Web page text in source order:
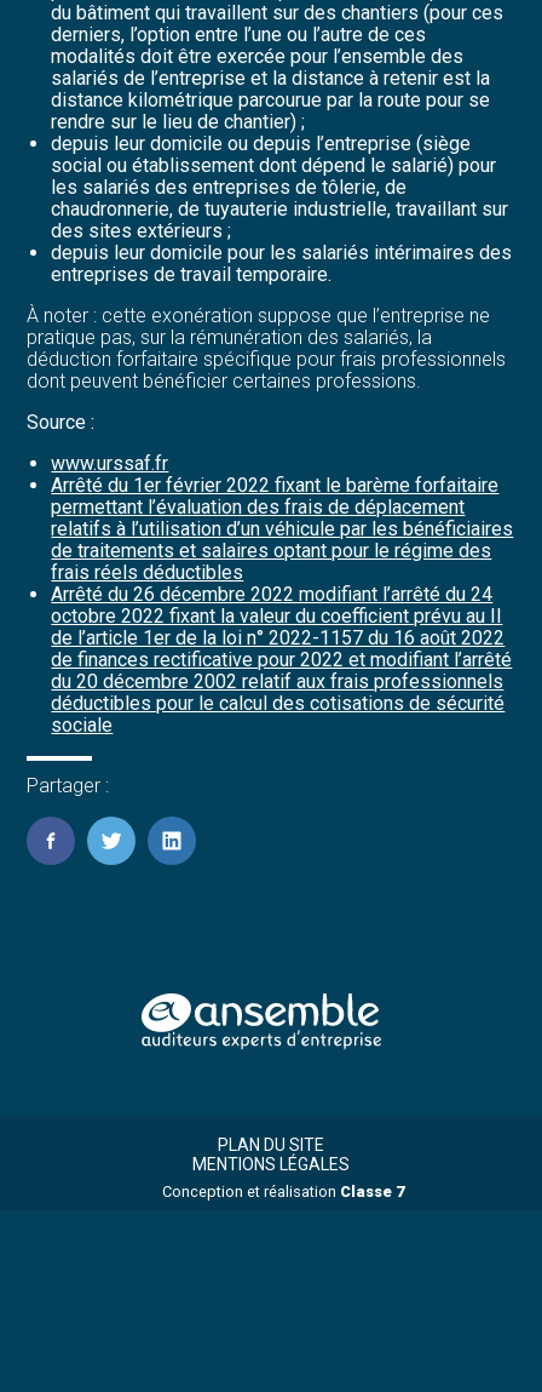
du bâtiment qui travaillent sur des chantiers (pour ces
derniers, l’option entre l’une ou l’autre de ces
modalités doit être exercée pour l’ensemble des
salariés de l’entreprise et la distance à retenir est la
distance kilométrique parcourue par la route pour se
rendre sur le lieu de chantier) ;
depuis leur domicile ou depuis l’entreprise (siège
social ou établissement dont dépend le salarié) pour
les salariés des entreprises de tôlerie, de
chaudronnerie, de tuyauterie industrielle, travaillant sur
des sites extérieurs ;
depuis leur domicile pour les salariés intérimaires des
entreprises de travail temporaire.
À noter : cette exonération suppose que l’entreprise ne
pratique pas, sur la rémunération des salariés, la
déduction forfaitaire spécifique pour frais professionnels
dont peuvent bénéficier certaines professions.
Source :
www.urssaf.fr
Arrêté du 1er février 2022 fixant le barème forfaitaire
permettant l’évaluation des frais de déplacement
relatifs à l’utilisation d’un véhicule par les bénéficiaires
de traitements et salaires optant pour le régime des
frais réels déductibles
Arrêté du 26 décembre 2022 modifiant l’arrêté du 24
octobre 2022 fixant la valeur du coefficient prévu au II
de l’article 1er de la loi n° 2022-1157 du 16 août 2022
de finances rectificative pour 2022 et modifiant l’arrêté
du 20 décembre 2002 relatif aux frais professionnels
déductibles pour le calcul des cotisations de sécurité
sociale
Partager :
FaceBook
TwitterLinkedIn
Principale
PLAN DU SITE
MENTIONS LÉGALES
Conception et réalisation Classe 7